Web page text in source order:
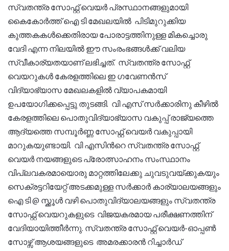
സ്വതന്ത്ര സോഫ്റ്റ് വെയര്‍ പ്രസ്ഥാനങ്ങളുമായി
കൈകോര്‍ത്ത് ഐ ടി മേഖലയില്‍ പിടിമുറുക്കിയ
കുത്തകകള്‍ക്കെതിരായ പോരാട്ടത്തിനുള്ള മികച്ചൊരു
വേദി എന്ന നിലയില്‍ ഈ സംരംഭങ്ങള്‍ക്ക് വലിയ
സ്വീകാര്യതയാണ് ലഭിച്ചത്. സ്വതന്ത്ര സോഫ്റ്റ്
വെയറുകള്‍ കേരളത്തിലെ ഇ ഗവേണന്‍സ്
വിദ്യാഭ്യാസ മേഖലകളില്‍ വ്യാപകമായി
ഉപയോഗിക്കപ്പെട്ടു തുടങ്ങി. വി എസ് സര്‍ക്കാരിനു കീഴില്‍
കേരളത്തിലെ പൊതുവിദ്യാഭ്യാസ വകുപ്പ് രാജ്യത്തെ
ആദ്യത്തെ സമ്പൂര്‍ണ്ണ സോഫ്റ്റ് വെയര്‍ വകുപ്പായി
മാറുകയുണ്ടായി. വി എസിന്‍റെ സ്വതന്ത്ര സോഫ്റ്റ്
വെയര്‍ നയങ്ങളുടെ പ്രോത്സാഹനം സംസ്ഥാനം
വിപ്ലവകരമായൊരു മാറ്റത്തിലേക്കു ചുവടുവയ്ക്കുകയും
സെക്രട്ടറിയേറ്റ് അടക്കമുള്ള സര്‍ക്കാര്‍ കാര്യാലയങ്ങളും
ഐ ടി @ സ്ക്കൂള്‍ വഴി പൊതുവിദ്യാലയങ്ങളും സ്വതന്ത്ര
സോഫ്റ്റ് വെയറുകളുടെ വിജയകരമായ പരീക്ഷണത്തിന്
വേദിയായിത്തീര്‍ന്നു. സ്വതന്ത്ര സോഫ്റ്റ് വെയര്‍-ഓപ്പണ്‍
സോഴ്സ് ആശയങ്ങളുടെ അമരക്കാരന്‍ റിച്ചാര്‍ഡ്